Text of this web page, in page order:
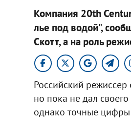
Компания 20th
лье под водой",
Скотт, а на роль
Российский
но пока не дал
однако точные